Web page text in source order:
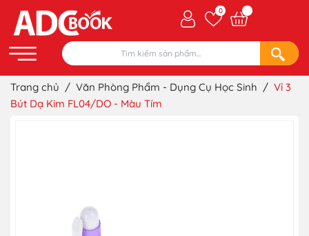
0
Trang chủ / Văn Phòng Phẩm - Dụng Cụ Học Sinh / Vỉ 3
Bút Dạ Kim FL04/DO - Màu Tím